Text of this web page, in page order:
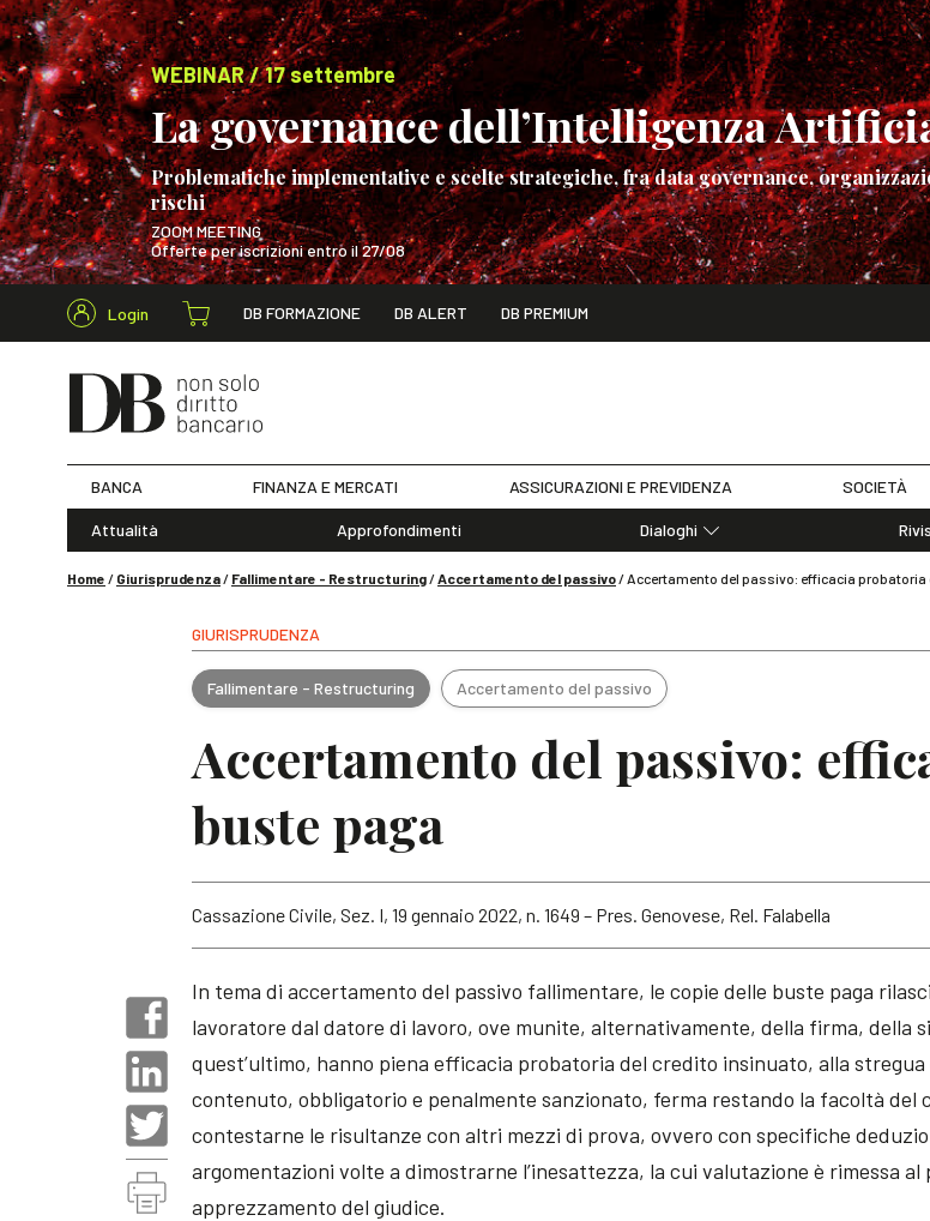
WEBINAR / 17 settembre
La governance dell’Intelligenza
Problematiche implementative e scelte strategiche, fra data governance,
rischi
ZOOM MEETING
Offerte per iscrizioni entro il 27/08
WEBINAR / 17 settembre
Login DB FORMAZIONE DB ALERT DB PREMIUM
Cerca nel sito
BANCA FINANZA E MERCATI ASSICURAZIONI E PREVIDENZA SOCIETÀ
Attualità Approfondimenti
Dialoghi
Home / Giurisprudenza/ Fallimentare - Restructuring/Accertamento del passivo/Accertamento del passivo: efficacia probatoria
GIURISPRUDENZA
Fallimentare - Restructuring Accertamento del passivo
Accertamento del passivo:
buste paga
Cassazione Civile, Sez. I, 19 gennaio 2022, n. 1649 – Pres. Genovese, Rel. Falabella
In tema di accertamento del passivo fallimentare, le copie delle buste paga
lavoratore dal datore di lavoro, ove munite, alternativamente, della firma, della
quest’ultimo, hanno piena efficacia probatoria del credito insinuato, alla stregua
contenuto, obbligatorio e penalmente sanzionato, ferma restando la facoltà del
contestarne le risultanze con altri mezzi di prova, ovvero con specifiche
argomentazioni volte a dimostrarne l’inesattezza, la cui valutazione è rimessa al
apprezzamento del giudice.